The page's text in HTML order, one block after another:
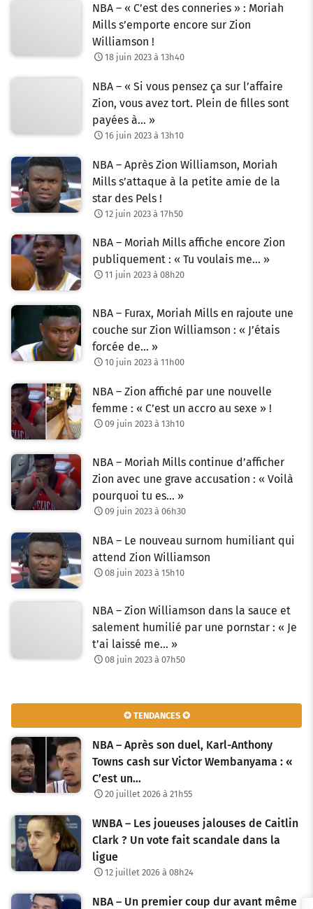
NBA – « C’est des conneries » : Moriah
Mills s’emporte encore sur Zion
Williamson !
18 juin 2023 à 13h40
NBA – « Si vous pensez ça sur l’affaire
Zion, vous avez tort. Plein de filles sont
payées à… »
16 juin 2023 à 13h10
NBA – Après Zion Williamson, Moriah
Mills s’attaque à la petite amie de la
star des Pels !
12 juin 2023 à 17h50
NBA – Moriah Mills affiche encore Zion
publiquement : « Tu voulais me… »
11 juin 2023 à 08h20
NBA – Furax, Moriah Mills en rajoute une
couche sur Zion Williamson : « J’étais
forcée de… »
10 juin 2023 à 11h00
NBA – Zion affiché par une nouvelle
femme : « C’est un accro au sexe » !
09 juin 2023 à 13h10
NBA – Moriah Mills continue d’afficher
Zion avec une grave accusation : « Voilà
pourquoi tu es… »
09 juin 2023 à 06h30
NBA – Le nouveau surnom humiliant qui
attend Zion Williamson
08 juin 2023 à 15h10
NBA – Zion Williamson dans la sauce et
salement humilié par une pornstar : « Je
t’ai laissé me… »
08 juin 2023 à 07h50
✪ TENDANCES ✪
NBA – Après son duel, Karl-Anthony
Towns cash sur Victor Wembanyama : «
C’est un…
20 juillet 2026 à 21h55
WNBA – Les joueuses jalouses de Caitlin
Clark ? Un vote fait scandale dans la
ligue
12 juillet 2026 à 08h24
NBA – Un premier coup dur avant même